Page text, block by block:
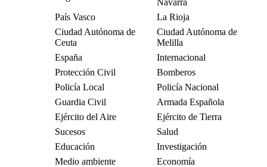
Navarra
País Vasco
La Rioja
Ciudad Autónoma de
Ceuta
Ciudad Autónoma de
Melilla
España
Internacional
Protección Civil
Bomberos
Policía Local
Policía Nacional
Guardia Civil
Armada Española
Ejército del Aire
Ejército de Tierra
Sucesos
Salud
Educación
Investigación
Medio ambiente
Economía